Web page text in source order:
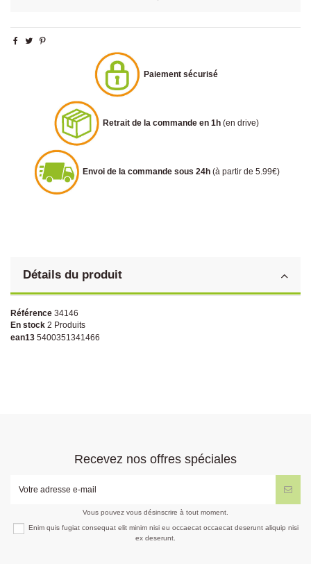
Paiement sécurisé
Retrait de la commande en 1h (en drive)
Envoi de la commande sous 24h (à partir de 5.99€)
Détails du produit
Référence 34146
En stock 2 Produits
ean13 5400351341466
Recevez nos offres spéciales
Vous pouvez vous désinscrire à tout moment.
Enim quis fugiat consequat elit minim nisi eu occaecat occaecat deserunt aliquip nisi
ex deserunt.